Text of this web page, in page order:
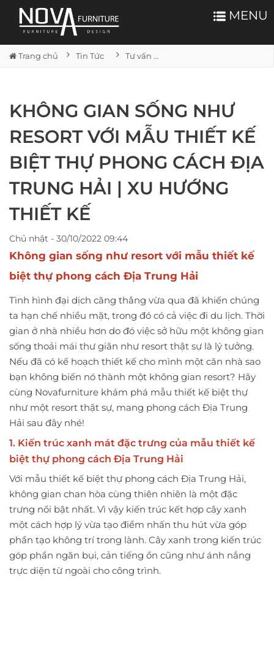
MENU
Trang chủ Tin Tức Tư vấn nội thất
KHÔNG GIAN SỐNG NHƯ
RESORT VỚI MẪU THIẾT KẾ
BIỆT THỰ PHONG CÁCH ĐỊA
TRUNG HẢI | XU HƯỚNG
THIẾT KẾ
Chủ nhật - 30/10/2022 09:44
Không gian sống như resort với mẫu thiết kế
biệt thự phong cách Địa Trung Hải
Tình hình đại dịch căng thẳng vừa qua đã khiến chúng
ta hạn chế nhiều mặt, trong đó có cả việc đi du lịch. Thời
gian ở nhà nhiều hơn do đó việc sở hữu một không gian
sống thoải mái thư giãn như resort thật sự là lý tưởng.
Nếu đã có kế hoạch thiết kế cho mình một căn nhà sao
bạn không biến nó thành một không gian resort? Hãy
cùng Novafurniture khám phá mẫu thiết kế biệt thự
như một resort thật sự, mang phong cách Địa Trung
Hải sau đây nhé!
1. Kiến trúc xanh mát đặc trưng của mẫu thiết kế
biệt thự phong cách Địa Trung Hải
Với mẫu thiết kế biệt thự phong cách Địa Trung Hải,
không gian chan hòa cùng thiên nhiên là một đặc
trưng nổi bật nhất. Vì vậy kiến trúc kết hợp cây xanh
một cách hợp lý vừa tạo điểm nhấn thu hút vừa góp
phần tạo không trí trong lành. Cây xanh trong kiến trúc
góp phần ngăn bụi, cản tiếng ồn cũng như ánh nắng
trực diện từ ngoài cho công trình.